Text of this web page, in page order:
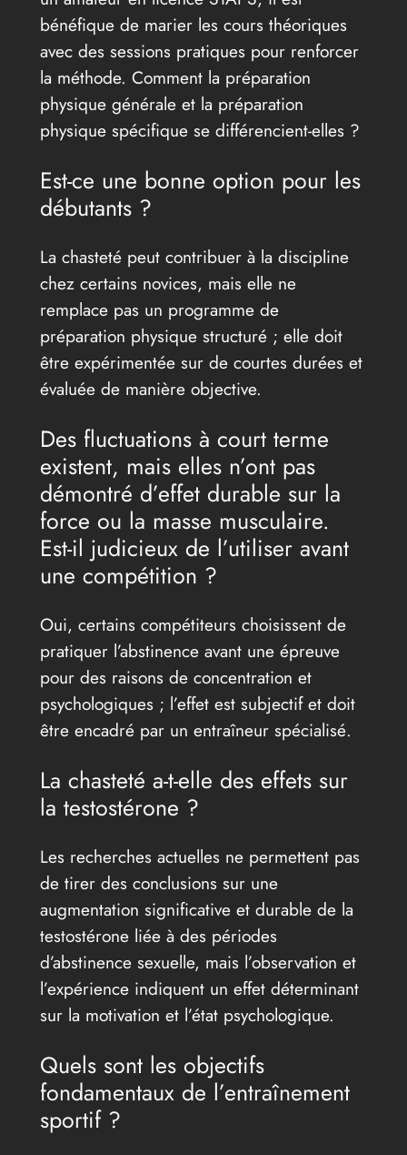
bénéfique de marier les cours théoriques
avec des sessions pratiques pour renforcer
la méthode. Comment la préparation
physique générale et la préparation
physique spécifique se différencient-elles ?
Est-ce une bonne option pour les
débutants ?
La chasteté peut contribuer à la discipline
chez certains novices, mais elle ne
remplace pas un programme de
préparation physique structuré ; elle doit
être expérimentée sur de courtes durées et
évaluée de manière objective.
Des fluctuations à court terme
existent, mais elles n’ont pas
démontré d’effet durable sur la
force ou la masse musculaire.
Est-il judicieux de l’utiliser avant
une compétition ?
Oui, certains compétiteurs choisissent de
pratiquer l’abstinence avant une épreuve
pour des raisons de concentration et
psychologiques ; l’effet est subjectif et doit
être encadré par un entraîneur spécialisé.
La chasteté a-t-elle des effets sur
la testostérone ?
Les recherches actuelles ne permettent pas
de tirer des conclusions sur une
augmentation significative et durable de la
testostérone liée à des périodes
d’abstinence sexuelle, mais l’observation et
l’expérience indiquent un effet déterminant
sur la motivation et l’état psychologique.
Quels sont les objectifs
fondamentaux de l’entraînement
sportif ?